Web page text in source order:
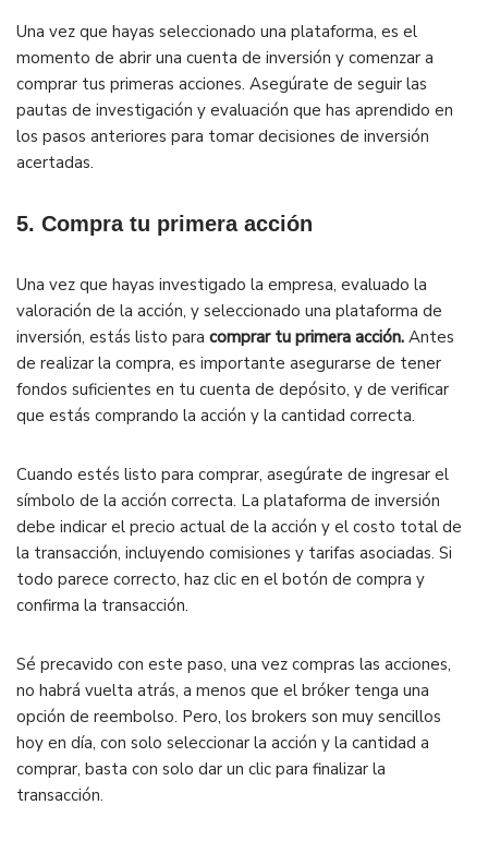
Una vez que hayas seleccionado una plataforma, es el
momento de abrir una cuenta de inversión y comenzar a
comprar tus primeras acciones. Asegúrate de seguir las
pautas de investigación y evaluación que has aprendido en
los pasos anteriores para tomar decisiones de inversión
acertadas.
5. Compra tu primera acción
Una vez que hayas investigado la empresa, evaluado la
valoración de la acción, y seleccionado una plataforma de
inversión, estás listo para comprar tu primera acción. Antes
de realizar la compra, es importante asegurarse de tener
fondos suficientes en tu cuenta de depósito, y de verificar
que estás comprando la acción y la cantidad correcta.
Cuando estés listo para comprar, asegúrate de ingresar el
símbolo de la acción correcta. La plataforma de inversión
debe indicar el precio actual de la acción y el costo total de
la transacción, incluyendo comisiones y tarifas asociadas. Si
todo parece correcto, haz clic en el botón de compra y
confirma la transacción.
Sé precavido con este paso, una vez compras las acciones,
no habrá vuelta atrás, a menos que el bróker tenga una
opción de reembolso. Pero, los brokers son muy sencillos
hoy en día, con solo seleccionar la acción y la cantidad a
comprar, basta con solo dar un clic para finalizar la
transacción.